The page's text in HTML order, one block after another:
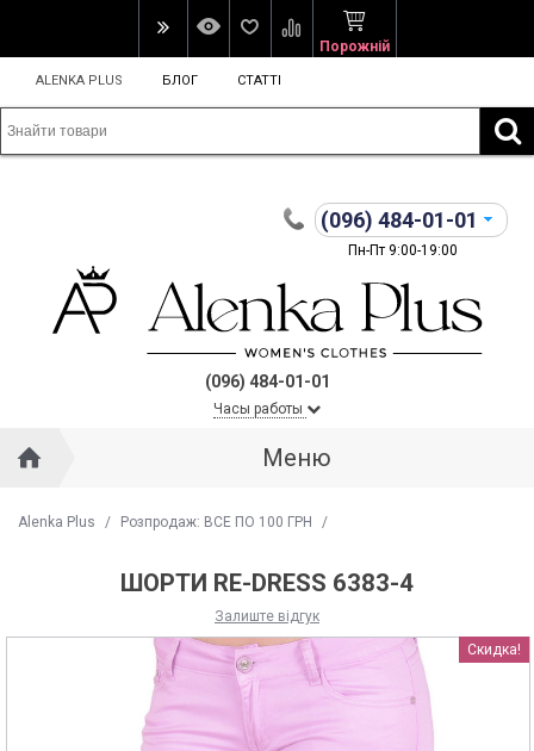
Порожній
ALENKA PLUS БЛОГ СТАТТІ
(096) 484-01-01
Пн-Пт 9:00-19:00
(096) 484-01-01
Часы работы
Меню
Alenka Plus / Розпродаж: ВСЕ ПО 100 ГРН /
ШОРТИ RE-DRESS 6383-4
Залиште відгук
Скидка!